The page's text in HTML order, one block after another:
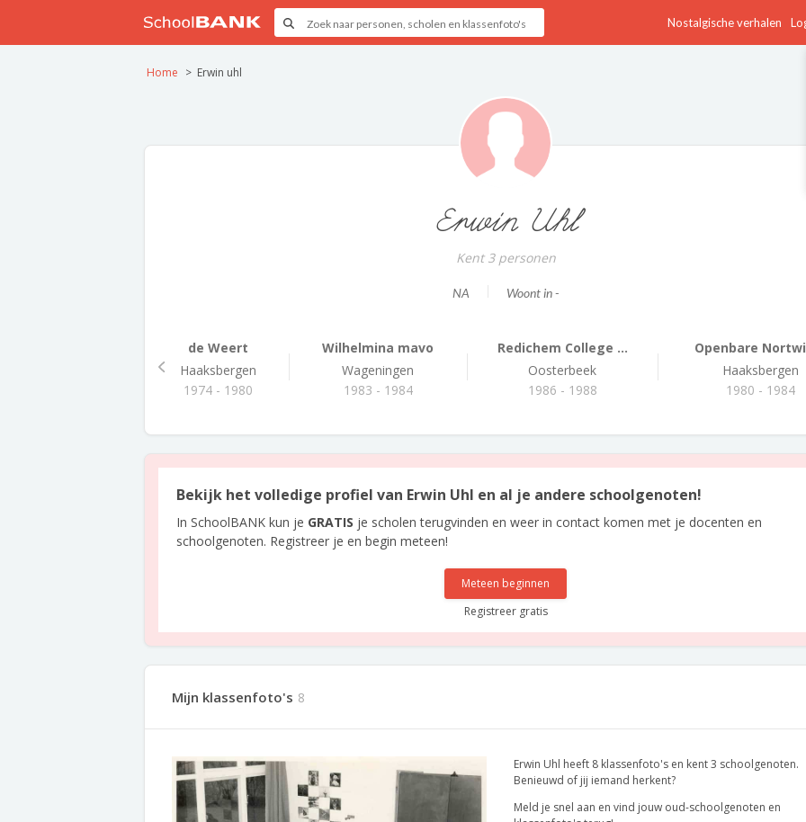
Nostalgische verhalen
Home Erwin uhl
Erwin Uhl
Kent 3 personen
NA Woont in -
de Weert
Haaksbergen
1974 - 1980
Wilhelmina mavo
Wageningen
1983 - 1984
Redichem College ...
Oosterbeek
1986 - 1988
Openbare
Haaksbergen
1980 - 1984
Bekijk het volledige profiel van Erwin Uhl en al je andere schoolgenoten!
In SchoolBANK kun je GRATIS je scholen terugvinden en weer in contact komen met je docenten en
schoolgenoten. Registreer je en begin meteen!
Meteen beginnen
Registreer gratis
Mijn klassenfoto's 8
Erwin Uhl heeft 8 klassenfoto's en kent 3 schoolgenoten.
Benieuwd of jij iemand herkent?
Meld je snel aan en vind jouw oud-schoolgenoten en